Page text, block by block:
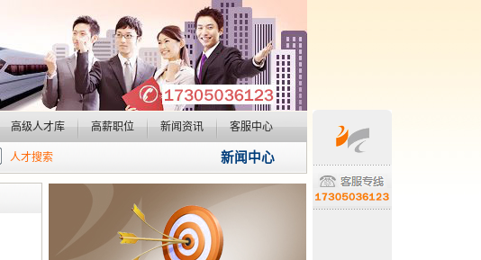
高级人才库 高薪职位 新闻资讯 客服中心
人才搜索 新闻中心